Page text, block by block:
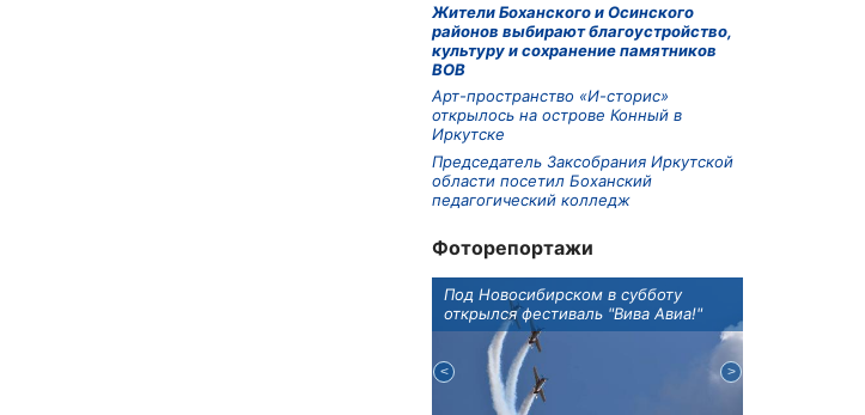
Жители Боханского и Осинского
районов выбирают благоустройство,
культуру и сохранение памятников
ВОВ
Арт-пространство «И-сторис»
открылось на острове Конный в
Иркутске
Председатель Заксобрания Иркутской
области посетил Боханский
педагогический колледж
Фоторепортажи
Под Новосибирском в субботу
открылся фестиваль "Вива Авиа!"